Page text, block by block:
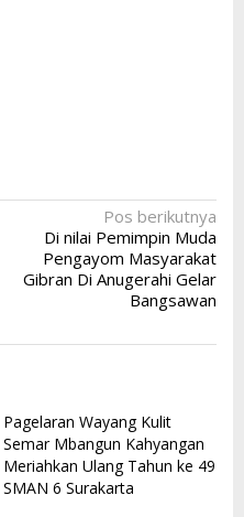
Pos berikutnya
Di nilai Pemimpin Muda
Pengayom Masyarakat
Gibran Di Anugerahi Gelar
Bangsawan
Pagelaran Wayang Kulit
Semar Mbangun Kahyangan
Meriahkan Ulang Tahun ke 49
SMAN 6 Surakarta